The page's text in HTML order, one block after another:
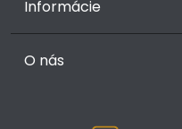
Informácie
O nás